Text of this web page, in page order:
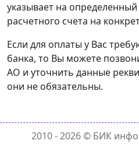
указывает на
расчетного счета на
Если для оплаты у Вас
банка, то Вы можете
АО и уточнить данные
они не обязательны.
2010 - 2026 © БИК инфо